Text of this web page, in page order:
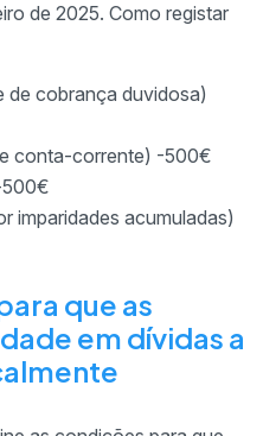
de 2025. Como registar
de cobrança duvidosa)
conta-corrente) -500€
500€
imparidades acumuladas)
que as
em dívidas a